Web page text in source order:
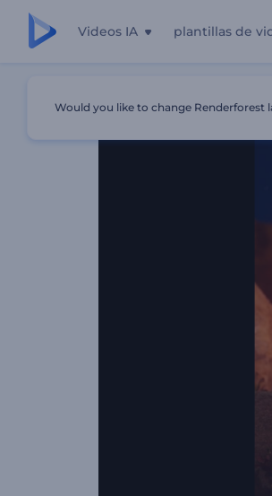
Videos IA plantillas de
Would you like to change Renderforest